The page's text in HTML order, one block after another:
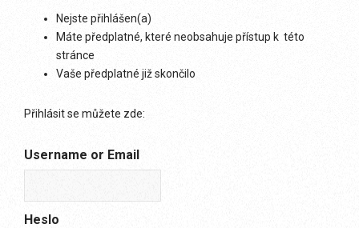
Nejste přihlášen(a)
Máte předplatné, které neobsahuje přístup k této
stránce
Vaše předplatné již skončilo
Přihlásit se můžete zde:
Username or Email
Heslo